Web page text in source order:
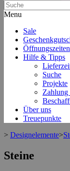
Menu
Sale
Öffnungszeiten
Hilfe & Tipps
Suche
Projekte
Zahlung
Über uns
Treuepunkte
> Designelemente>
Steine